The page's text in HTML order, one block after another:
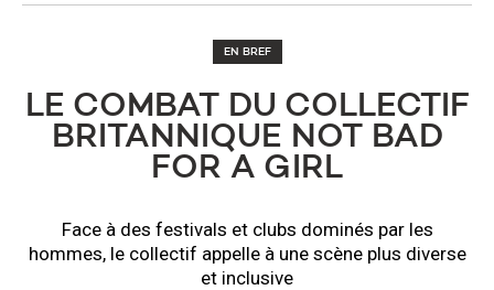
EN BREF
LE COMBAT DU COLLECTIF
BRITANNIQUE NOT BAD
FOR A GIRL
Face à des festivals et clubs dominés par les
hommes, le collectif appelle à une scène plus diverse
et inclusive